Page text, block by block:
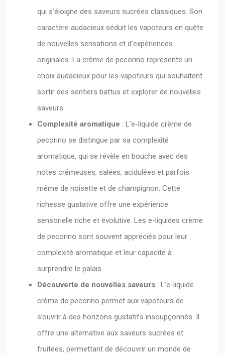
qui s’éloigne des saveurs sucrées classiques. Son
caractère audacieux séduit les vapoteurs en quête
de nouvelles sensations et d’expériences
originales. La crème de pecorino représente un
choix audacieux pour les vapoteurs qui souhaitent
sortir des sentiers battus et explorer de nouvelles
saveurs.
Complexité aromatique : L’e-liquide crème de
pecorino se distingue par sa complexité
aromatique, qui se révèle en bouche avec des
notes crémeuses, salées, acidulées et parfois
même de noisette et de champignon. Cette
richesse gustative offre une expérience
sensorielle riche et évolutive. Les e-liquides crème
de pecorino sont souvent appréciés pour leur
complexité aromatique et leur capacité à
surprendre le palais.
Découverte de nouvelles saveurs : L’e-liquide
crème de pecorino permet aux vapoteurs de
s’ouvrir à des horizons gustatifs insoupçonnés. Il
offre une alternative aux saveurs sucrées et
fruitées, permettant de découvrir un monde de